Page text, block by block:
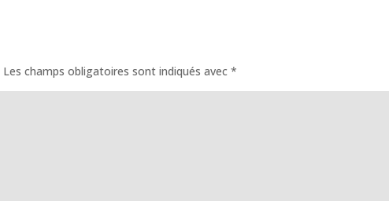
Les champs obligatoires sont indiqués avec*